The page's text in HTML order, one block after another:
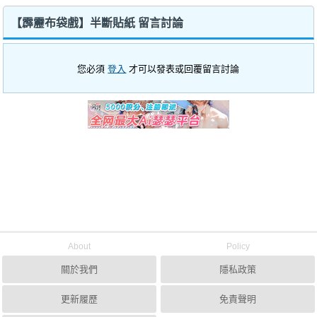
【霹靂布袋戲】半斷貼紙 留言討論
您必須登入 才可以發表或回覆留言討論
About
關於我們
更新履歷
Policy
隱私政策
免責聲明